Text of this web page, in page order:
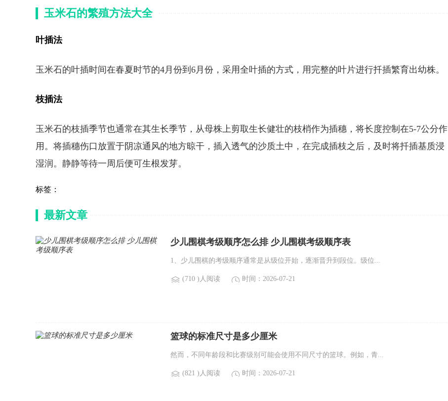
玉米石的繁殖方法大全
叶插法
玉米石的叶插时间在春夏时节的4月份到6月份，采用全叶插的方式，用完整的叶片进行扦插繁育出幼株。
枝插法
玉米石的枝插季节也通常在其生长季节，从母株上剪取生长健壮的枝梢作为插穗，将长度控制在5-7公分作
用。将插穗伤口放置于阴凉通风的地方晾干，插入透气的沙质土中，在完成插枝之后，及时将扦插基质浸
湿润。静静等待一周后便可生根发芽。
标签：
最新文章
少儿围棋考级顺序怎么排 少儿围棋考级顺序表
1、少儿围棋的考级顺序通常是从级位开始，逐渐晋升到段位。级位...
(710 )人阅读 时间：2026-07-21
篮球的标准尺寸是多少厘米
然而，不同年龄段和比赛级别可能会使用不同尺寸的篮球。例如，青...
(821 )人阅读 时间：2026-07-21